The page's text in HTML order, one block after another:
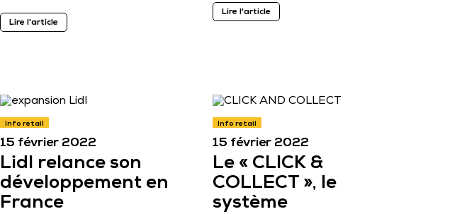
Lire l'article
Lire l'article
Info retail
15 février 2022
Lidl relance son
développement en
France
Info retail
15 février 2022
Le « CLICK &
COLLECT », le
système